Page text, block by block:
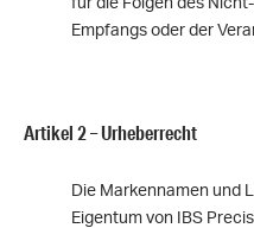
Empfangs oder der
Artikel 2 – Urheberrecht
Die Markennamen und
Eigentum von IBS